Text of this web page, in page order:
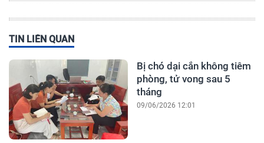
TIN LIÊN QUAN
Bị chó dại cắn không tiêm
phòng, tử vong sau 5
tháng
09/06/2026 12:01